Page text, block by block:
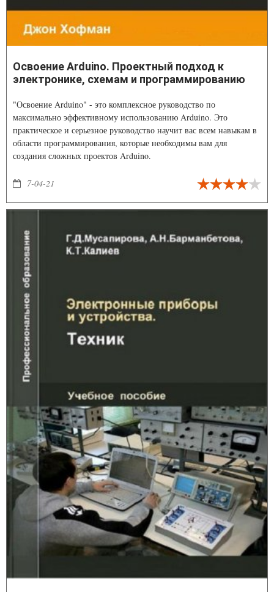
Освоение Arduino. Проектный подход к
электронике, схемам и программированию
"Освоение Arduino" - это комплексное руководство по
максимально эффективному использованию Arduino. Это
практическое и серьезное руководство научит вас всем навыкам в
области программирования, которые необходимы вам для
создания сложных проектов Arduino.
7-04-21